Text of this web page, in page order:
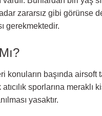
zararsız gibi görünse
gerekmektedir.
başında
sporlarına
yasaktır.